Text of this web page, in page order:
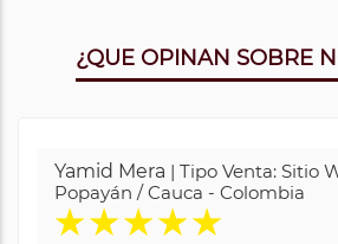
¿QUE OPINAN SOBRE
Yamid Mera | Tipo Venta: Sitio
Popayán / Cauca - Colombia
★★★★★